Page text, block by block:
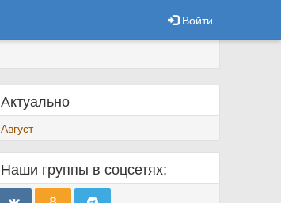
Войти
Актуально
Август
Наши группы в соцсетях: